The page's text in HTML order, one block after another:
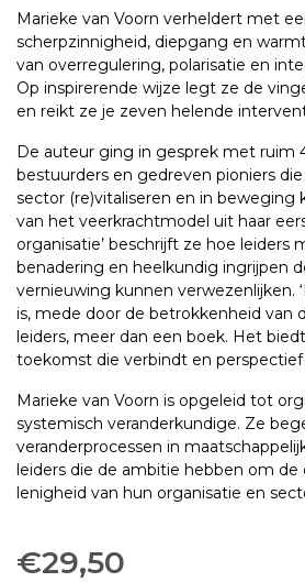
Marieke van Voorn verheldert met
scherpzinnigheid, diepgang en
van overregulering, polarisatie en
Op inspirerende wijze legt ze de
en reikt ze je zeven helende
De auteur ging in gesprek met ruim
bestuurders en gedreven pioniers
sector (re)vitaliseren en in beweging
van het veerkrachtmodel uit haar
organisatie’ beschrijft ze hoe leiders
benadering en heelkundig ingrijpen
vernieuwing kunnen verwezenlijken.
is, mede door de betrokkenheid van
leiders, meer dan een boek. Het
toekomst die verbindt en
Marieke van Voorn is opgeleid tot
systemisch veranderkundige. Ze
veranderprocessen in
leiders die de ambitie hebben om de
lenigheid van hun organisatie en
€29,50